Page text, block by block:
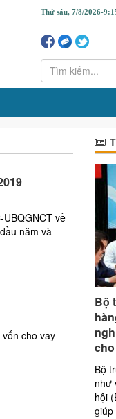
Thứ sáu, 7/8/2026-
về
năm và
cho vay
Bộ
cho
Bộ
như
hội
giúp